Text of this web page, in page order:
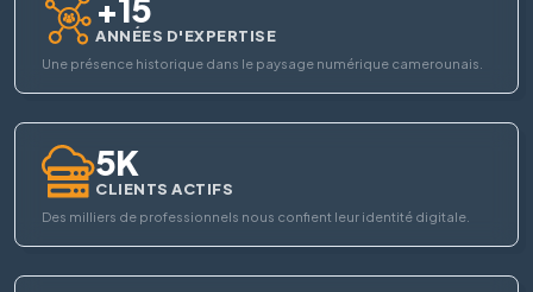
ANNÉES D'EXPERTISE
Une présence historique dans le paysage numérique camerounais.
5K
CLIENTS ACTIFS
Des milliers de professionnels nous confient leur identité digitale.